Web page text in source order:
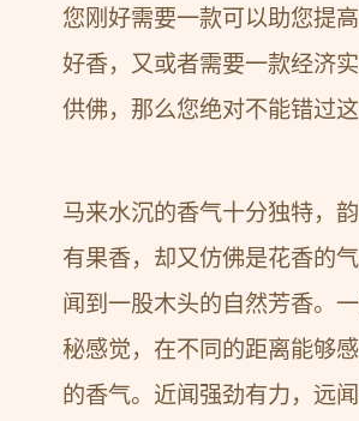
您刚好需要一款可以助您提
好香，又或者需要一款经济
供佛，那么您绝对不能错过这
马来水沉的香气十分独特，
有果香，却又仿佛是花香的
闻到一股木头的自然芳香。
秘感觉，在不同的距离能够
的香气。近闻强劲有力，远闻